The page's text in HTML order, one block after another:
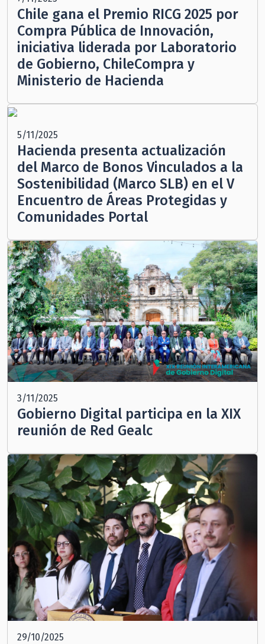
Chile gana el Premio RICG 2025 por
Compra Pública de Innovación,
iniciativa liderada por Laboratorio
de Gobierno, ChileCompra y
Ministerio de Hacienda
5/11/2025
Hacienda presenta actualización
del Marco de Bonos Vinculados a la
Sostenibilidad (Marco SLB) en el V
Encuentro de Áreas Protegidas y
Comunidades Portal
3/11/2025
Gobierno Digital participa en la XIX
reunión de Red Gealc
29/10/2025